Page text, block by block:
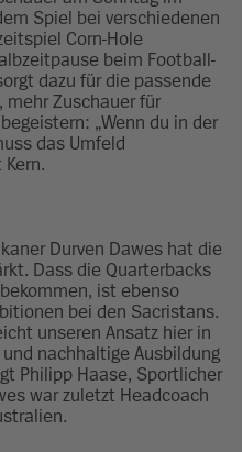
Spiel bei verschiedenen
Corn-Hole
beim Football-
dazu für die passende
Zuschauer für
„Wenn du in der
das Umfeld
Durven Dawes hat die
Dass die Quarterbacks
ist ebenso
bei den Sacristans.
unseren Ansatz hier in
nachhaltige Ausbildung
Philipp Haase, Sportlicher
war zuletzt Headcoach